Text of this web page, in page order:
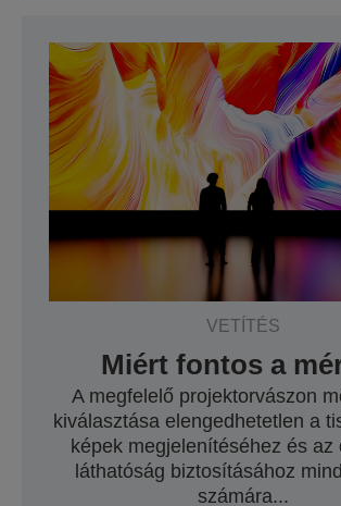
VETÍTÉS
Miért fontos a
A megfelelő projektorvászon
kiválasztása elengedhetetlen a
képek megjelenítéséhez és az
láthatóság biztosításához
számára...